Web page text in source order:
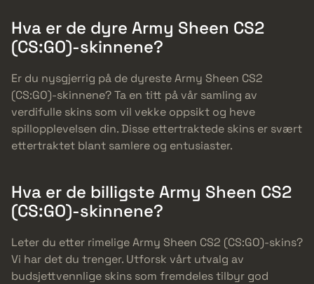
Hva er de dyre Army Sheen CS2
(CS:GO)-skinnene?
Er du nysgjerrig på de dyreste Army Sheen CS2
(CS:GO)-skinnene? Ta en titt på vår samling av
verdifulle skins som vil vekke oppsikt og heve
spillopplevelsen din. Disse ettertraktede skins er svært
ettertraktet blant samlere og entusiaster.
Hva er de billigste Army Sheen CS2
(CS:GO)-skinnene?
Leter du etter rimelige Army Sheen CS2 (CS:GO)-skins?
Vi har det du trenger. Utforsk vårt utvalg av
budsjettvennlige skins som fremdeles tilbyr god